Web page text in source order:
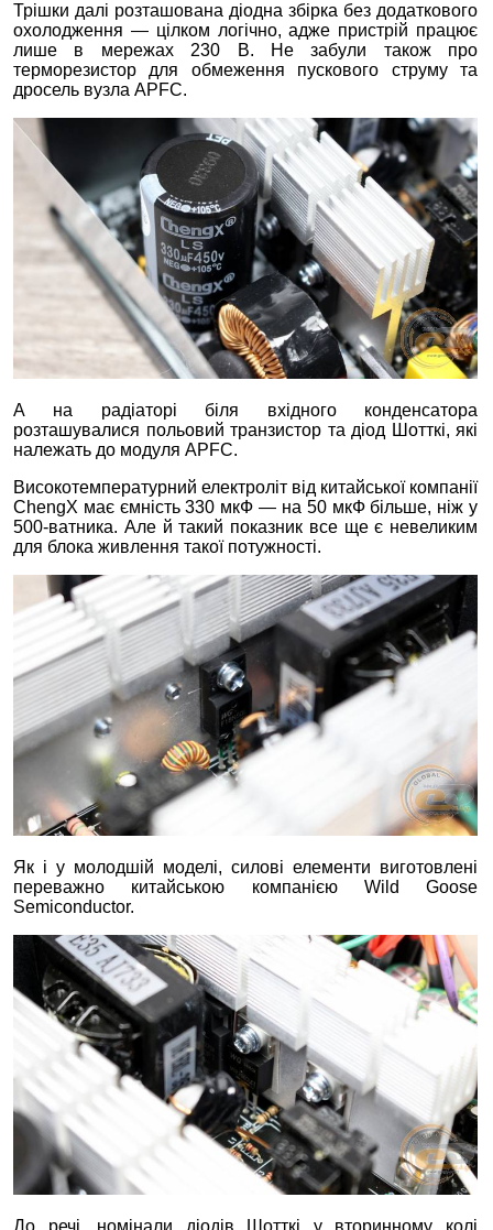
Трішки далі розташована діодна збірка без додаткового
охолодження — цілком логічно, адже пристрій працює
лише в мережах 230 В. Не забули також про
терморезистор для обмеження пускового струму та
дросель вузла APFC.
А на радіаторі біля вхідного конденсатора
розташувалися польовий транзистор та діод Шотткі, які
належать до модуля APFC.
Високотемпературний електроліт від китайської компанії
ChengX має ємність 330 мкФ — на 50 мкФ більше, ніж у
500-ватника. Але й такий показник все ще є невеликим
для блока живлення такої потужності.
Як і у молодшій моделі, силові елементи виготовлені
переважно китайською компанією Wild Goose
Semiconductor.